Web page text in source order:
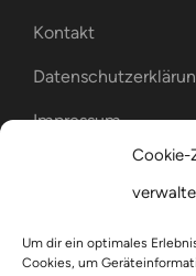
Cookie-
Um dir ein optimales
Cookies, um
Kontakt
Impressum
Cookie-Richtlinie